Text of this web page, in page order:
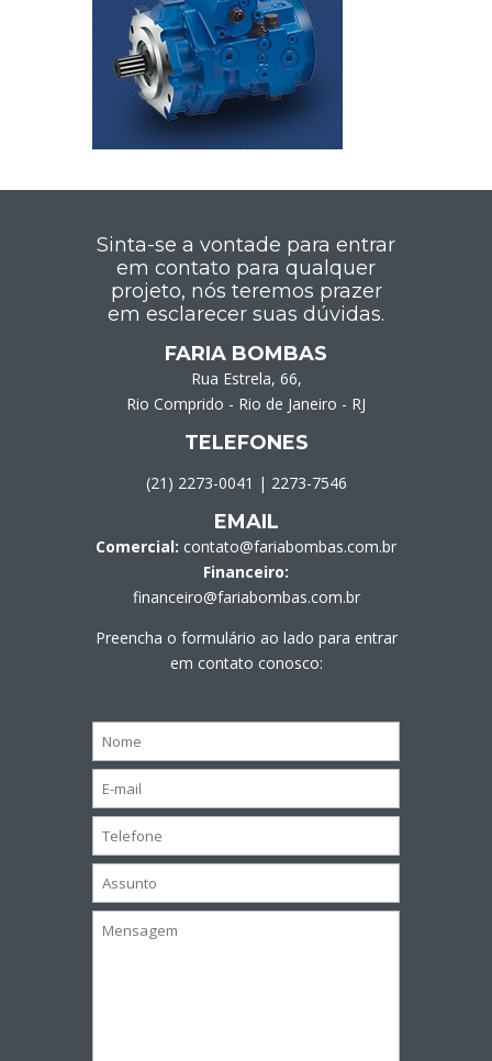
Sinta-se a vontade para entrar
em contato para qualquer
projeto, nós teremos prazer
em esclarecer suas dúvidas.
FARIA BOMBAS
Rua Estrela, 66,
Rio Comprido - Rio de Janeiro - RJ
TELEFONES
(21) 2273-0041 | 2273-7546
EMAIL
Comercial: contato@fariabombas.com.br
Financeiro:
financeiro@fariabombas.com.br
Preencha o formulário ao lado para entrar
em contato conosco: